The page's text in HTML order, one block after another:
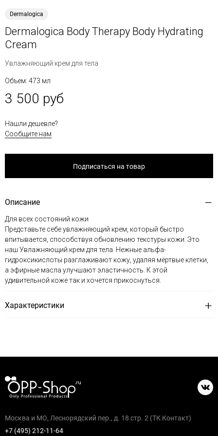
Dermalogica
Dermalogica Body Therapy Body Hydrating
Cream
Увлажняющий крем для тела
Объем: 473 мл
3 500 руб
Нашли дешевле?
Сообщите нам
Подписаться на товар
Описание
Для всех состояний кожи
Представьте себе увлажняющий крем, который быстро
впитывается, способствуя обновлению текстуры кожи. Это
наш Увлажняющий крем для тела. Нежные альфа-
гидроксикислоты разглаживают кожу, удаляя мёртвые клетки,
а эфирные масла улучшают эластичность. К этой
удивительной коже так и хочется прикоснуться.
Характеристики
Москва и МО, Леснорядский пер., д. 18 стр. 2 (ТК Контакт)
+7 (495) 212-11-64